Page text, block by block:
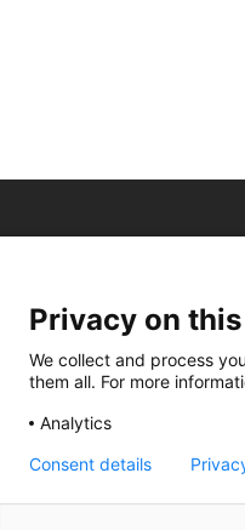
Privacy on
We collect and process
them all. For more
Analytics
Consent details